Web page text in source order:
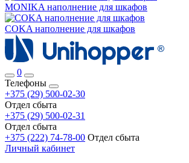
MONIKA наполнение для шкафов
COKA наполнение для шкафов
0
Телефоны
+375 (29) 500-02-30
Отдел сбыта
+375 (29) 500-02-31
Отдел сбыта
+375 (222) 74-78-00 Отдел сбыта
Личный кабинет